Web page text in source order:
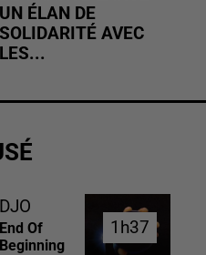
UN ÉLAN DE
SOLIDARITÉ AVEC
LES...
DJO
End Of
Beginning
1h37
1h37